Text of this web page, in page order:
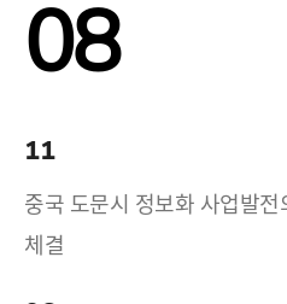
08
11
중국 도문시 정보화 사업발
체결